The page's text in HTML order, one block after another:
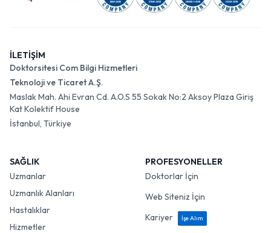
İLETİŞİM
Doktorsitesi Com Bilgi Hizmetleri
Teknoloji ve Ticaret A.Ş.
Maslak Mah. Ahi Evran Cd. A.O.S 55 Sokak No:2 Aksoy Plaza Giriş
Kat Kolektif House
İstanbul, Türkiye
SAĞLIK
Uzmanlar
Uzmanlık Alanları
Hastalıklar
Hizmetler
PROFESYONELLER
Doktorlar İçin
Web Siteniz İçin
Kariyer
İşe Alım